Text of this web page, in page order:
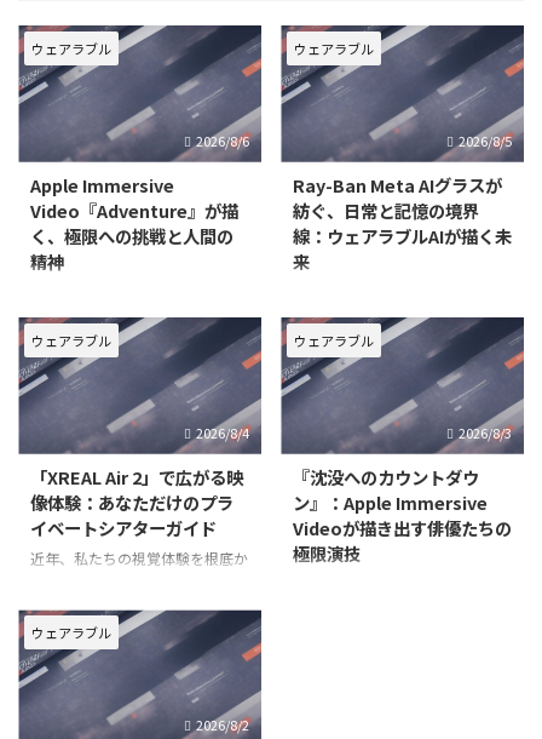
ウェアラブル
2026/8/6
Apple Immersive
Video『Adventure』が描
く、極限への挑戦と人間の
精神
私たちの映像体験を根底から変え
つつあります。特に、Apple
Vision Proで提供されるApple
Immersive Videoは、単なる視聴
を超え、まるでその場にいるかの
ような圧倒的な没入感を可能にし
ウェアラブル
2026/8/5
Ray-Ban Meta AIグラスが
紡ぐ、日常と記憶の境界
線：ウェアラブルAIが描く未
来
活に深く浸透し、その境界線はま
すます曖昧になりつつあります。
特に「ウェアラブル」という概念
は、単なるデバイスの装着を超
え、人間の知覚や記憶、コミュニ
ケーションのあり方そのものを変
革する可能性を秘めています。そ
の
ウェアラブル
2026/8/4
「XREAL Air 2」で広がる映
像体験：あなただけのプラ
イベートシアターガイド
近年、私たちの視覚体験を根底か
トグラスが注目を集めています。
特に「XREAL Air 2」は、その高
い没入感と携帯性により、どこに
いても自分だけの大画面エンター
テイメントを楽しめる画期的な製
品として、多くのユー
ウェアラブル
2026/8/3
『沈没へのカウントダウ
ン』：Apple Immersive
Videoが描き出す俳優たちの
極限演技
ウェアラブル
2026/8/2